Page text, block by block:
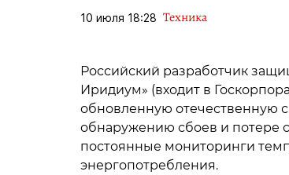
10 июля 18:28 Техника
Российский разработчик
Иридиум» (входит в
обновленную отечественную
обнаружению сбоев и потере
постоянные мониторинги
энергопотребления.